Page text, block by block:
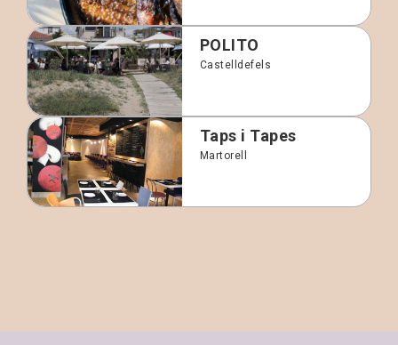
POLITO
Castelldefels
Taps i Tapes
Martorell